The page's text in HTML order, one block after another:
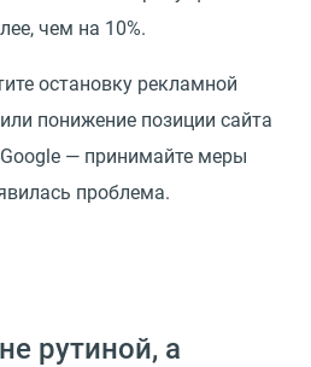
чем на 10%.
остановку рекламной
понижение позиции сайта
— принимайте меры
проблема.
рутиной, а